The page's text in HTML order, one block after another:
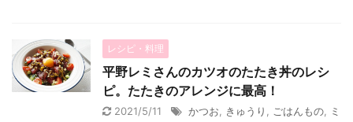
レシピ・料理
平野レミさんのカツオのたたき丼のレシ
ピ。たたきのアレンジに最高！
2021/5/11 かつお きゅうり ごはんもの
ミ